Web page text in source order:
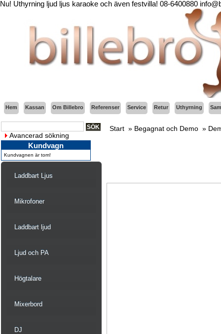
Nu! Uthyrning ljud ljus karaoke och även festvilla! 08-6400880
Hem Kassan Om Billebro Referenser Service Retur Uthyrning
Avancerad sökning
Kundvagn
Kundvagnen är tom!
Laddbart Ljus
Mikrofoner
Laddbart ljud
Ljud och PA
Högtalare
Mixerbord
DJ
Start » Begagnat och Demo »